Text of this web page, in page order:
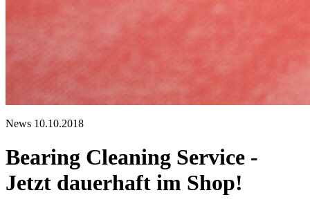
News 10.10.2018
Bearing Cleaning Service -
Jetzt dauerhaft im Shop!